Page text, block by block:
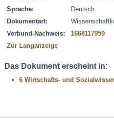
Sprache:
Deutsch
Dokumentart:
Verbund-Nachweis:
1668117959
Zur Langanzeige
Das Dokument erscheint in:
6 Wirtschafts- und